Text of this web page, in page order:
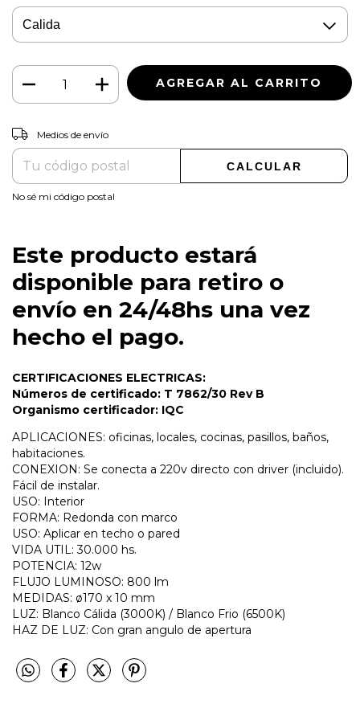
Entregas para el CP:
Medios de envío
CALCULAR
No sé mi código postal
Este producto estará
disponible para retiro o
envío en 24/48hs una vez
hecho el pago.
CERTIFICACIONES ELECTRICAS:
Números de certificado: T 7862/30 Rev B
Organismo certificador: IQC
APLICACIONES: oficinas, locales, cocinas, pasillos, baños,
habitaciones.
CONEXION: Se conecta a 220v directo con driver (incluido).
Fácil de instalar.
USO: Interior
FORMA: Redonda con marco
USO: Aplicar en techo o pared
VIDA UTIL: 30.000 hs.
POTENCIA: 12w
FLUJO LUMINOSO: 800 lm
MEDIDAS: ø170 x 10 mm
LUZ: Blanco Cálida (3000K) / Blanco Frio (6500K)
HAZ DE LUZ: Con gran angulo de apertura